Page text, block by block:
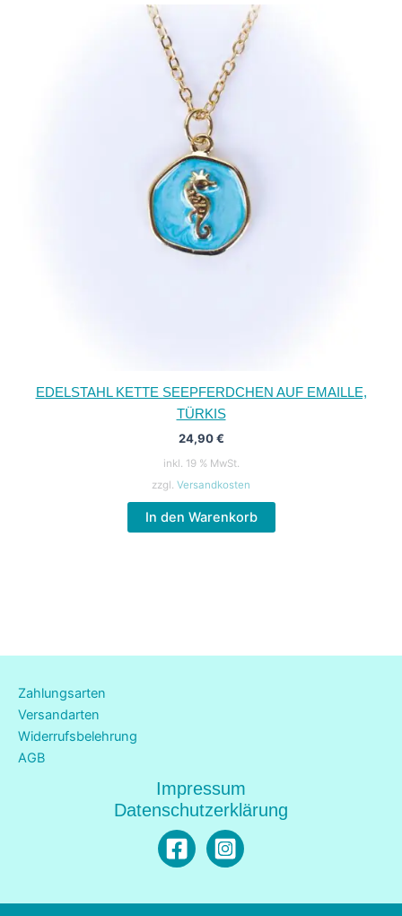
EDELSTAHL KETTE SEEPFERDCHEN AUF EMAILLE,
TÜRKIS
24,90€
inkl. 19 % MwSt.
zzgl. Versandkosten
In den Warenkorb
Zahlungsarten
Versandarten
Widerrufsbelehrung
AGB
Impressum
Datenschutzerklärung